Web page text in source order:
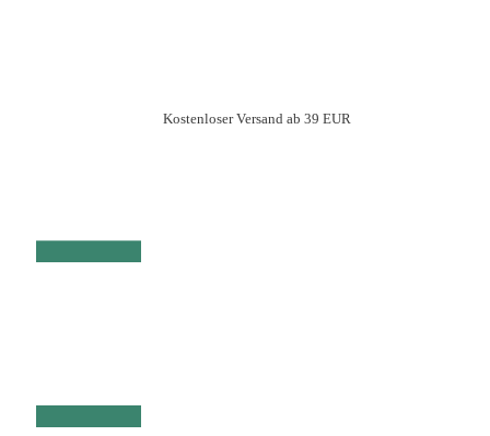
Kostenloser Versand ab 39 EUR